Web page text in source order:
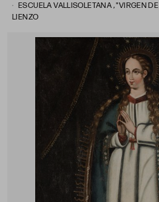
ESCUELA VALLISOLETANA , "VIRGEN
LIENZO